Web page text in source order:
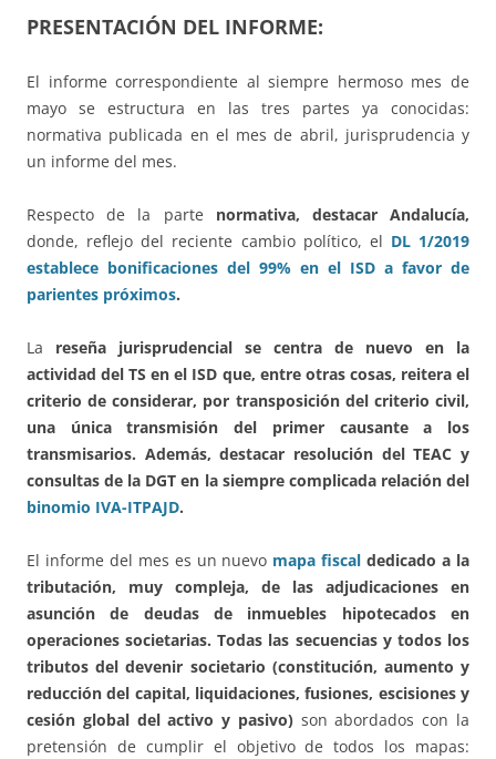
PRESENTACIÓN DEL INFORME:
El informe correspondiente al siempre hermoso mes de
mayo se estructura en las tres partes ya conocidas:
normativa publicada en el mes de abril, jurisprudencia y
un informe del mes.
Respecto de la parte normativa, destacar Andalucía,
donde, reflejo del reciente cambio político, el DL 1/2019
establece bonificaciones del 99% en el ISD a favor de
parientes próximos.
La reseña jurisprudencial se centra de nuevo en la
actividad del TS en el ISD que, entre otras cosas, reitera el
criterio de considerar, por transposición del criterio civil,
una única transmisión del primer causante a los
transmisarios. Además, destacar resolución del TEAC y
consultas de la DGT en la siempre complicada relación del
binomio IVA-ITPAJD.
El informe del mes es un nuevo mapa fiscal dedicado a la
tributación, muy compleja, de las adjudicaciones en
asunción de deudas de inmuebles hipotecados en
operaciones societarias. Todas las secuencias y todos los
tributos del devenir societario (constitución, aumento y
reducción del capital, liquidaciones, fusiones, escisiones y
cesión global del activo y pasivo)son abordados con la
pretensión de cumplir el objetivo de todos los mapas: